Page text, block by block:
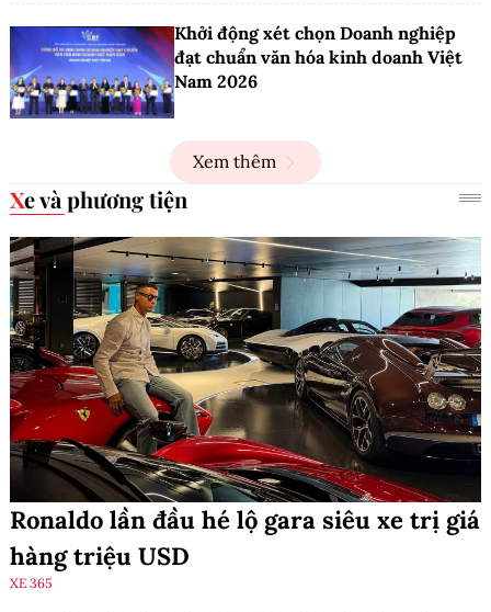
Khởi động xét chọn Doanh nghiệp
đạt chuẩn văn hóa kinh doanh Việt
Nam 2026
Xem thêm
Xe và phương tiện
Ronaldo lần đầu hé lộ gara siêu xe trị giá
hàng triệu USD
XE 365